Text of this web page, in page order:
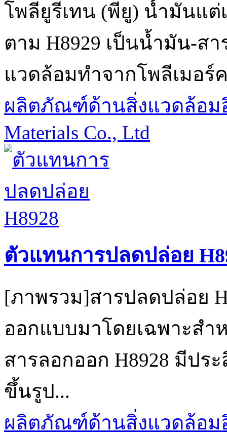
โพลียูรีเทน (พียู) น้ำมันแต่
ตาม H8929 เป็นน้ำมัน-ส
แวดล้อมทำจากโพลีเมอ
ผลิตภัณฑ์ด้านสิ่งแวดล้อม
Materials Co., Ltd
ตัวแทนการปลดปล่อย
[ภาพรวม]สารปลดปล่อย
ออกแบบมาโดยเฉพาะส
สารลอกออก H8928 มีปร
ขึ้นรูป...
ผลิตภัณฑ์ด้านสิ่งแวดล้อม